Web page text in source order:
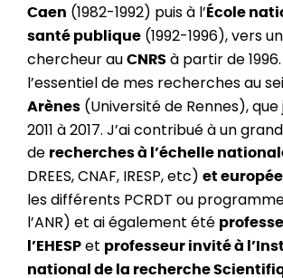
Caen (1982-1992) puis à l’ École
santé publique (1992-1996), vers
chercheur au CNRS à partir de
l’essentiel de mes recherches au
Arènes (Université de Rennes), que
2011 à 2017. J’ai contribué à un
de recherches à l’échelle
DREES, CNAF, IRESP, etc) et
les différents PCRDT ou
l’ANR) et ai également été
l’EHESP et professeur invité à
national de la recherche